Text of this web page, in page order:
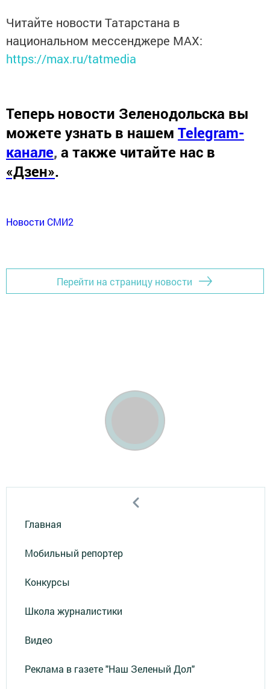
Читайте новости Татарстана в
национальном мессенджере MАХ:
https://max.ru/tatmedia
Теперь новости Зеленодольска вы
можете узнать в нашем Telegram-
канале, а также читайте нас в
«Дзен».
Новости СМИ2
Перейти на страницу новости
Главная
Мобильный репортер
Конкурсы
Школа журналистики
Видео
Реклама в газете "Наш Зеленый Дол"